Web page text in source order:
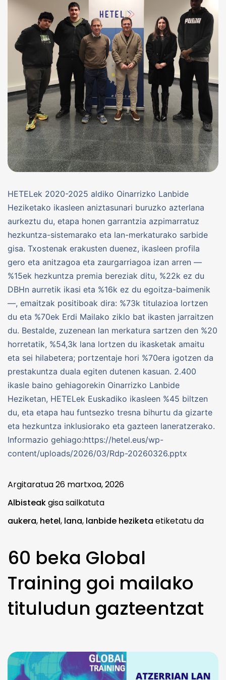
HETELek 2020-2025 aldiko Oinarrizko Lanbide
Heziketako ikasleen aniztasunari buruzko azterlana
aurkeztu du, etapa honen garrantzia azpimarratuz
hezkuntza-sistemarako eta lan-merkaturako sarbide
gisa. Txostenak erakusten duenez, ikasleen profila
gero eta anitzagoa eta zaurgarriagoa izan arren —
%15ek hezkuntza premia bereziak ditu, %22k ez du
DBHn aurretik ikasi eta %16k ez du egoitza-baimenik
—, emaitzak positiboak dira: %73k titulazioa lortzen
du eta %70ek Erdi Mailako ziklo bat ikasten jarraitzen
du. Bestalde, zuzenean lan merkatura sartzen den %20
horretatik, %54,3k lana lortzen du ikasketak amaitu
eta sei hilabetera; portzentaje hori %70era igotzen da
prestakuntza duala egiten dutenen kasuan. 2.400
ikasle baino gehiagorekin Oinarrizko Lanbide
Heziketan, HETELek Euskadiko ikasleen %45 biltzen
du, eta etapa hau funtsezko tresna bihurtu da gizarte
eta hezkuntza inklusiorako eta gazteen laneratzerako.
Informazio gehiago:https://hetel.eus/wp-
content/uploads/2026/03/Rdp-20260326.pptx
Argitaratua26 martxoa, 2026
Albisteakgisa sailkatuta
aukera, hetel, lana, lanbide heziketa etiketatu da
60 beka Global
Training goi mailako
tituludun gazteentzat